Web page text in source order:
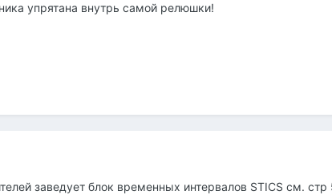
упрятана внутрь самой релюшки!
заведует блок временных интервалов STICS см.